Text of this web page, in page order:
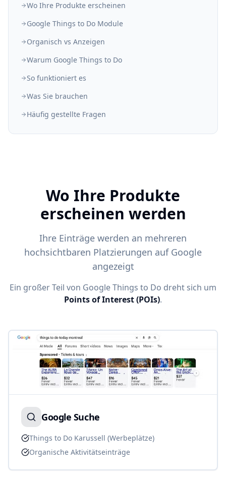
Wo Ihre Produkte erscheinen
Google Things to Do Module
Organisch vs Anzeigen
Warum Google Things to Do
So funktioniert es
Was Sie brauchen
Häufig gestellte Fragen
Wo Ihre Produkte
erscheinen werden
Ihre Einträge werden an mehreren
hochsichtbaren Platzierungen auf Google
angezeigt
Ein großer Teil von Google Things to Do dreht sich um
Points of Interest (POIs).
Google Suche
Things to Do Karussell (Werbeplätze)
Organische Aktivitätseinträge